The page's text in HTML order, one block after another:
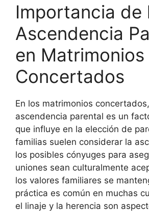
Importancia de
Ascendencia
en Matrimonios
Concertados
En los matrimonios
ascendencia parental es un
que influye en la elección de
familias suelen considerar la
los posibles cónyuges para
uniones sean culturalmente
los valores familiares se
práctica es común en muchas
el linaje y la herencia son